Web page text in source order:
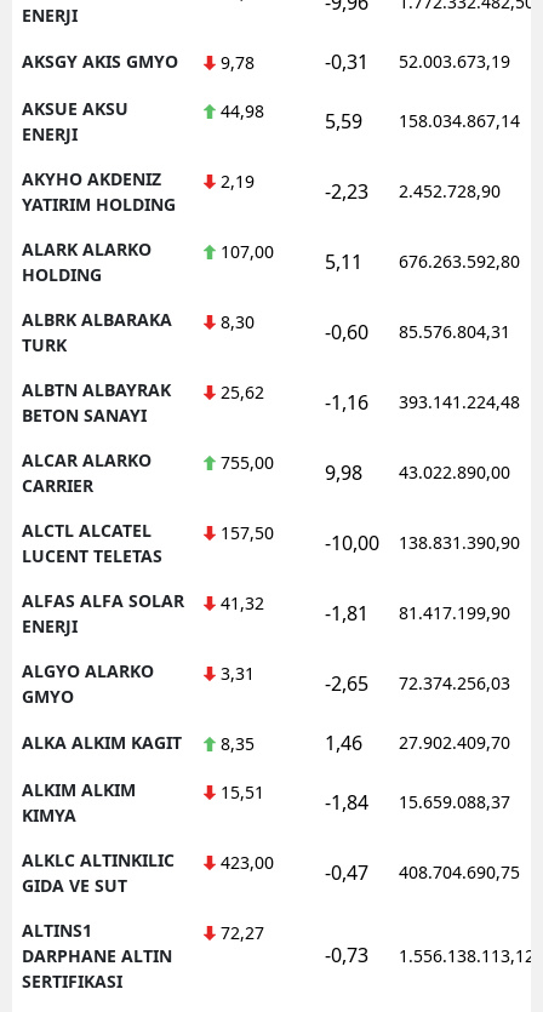
ENERJI
AKSGY AKIS GMYO 9,78 -0,31 52.003.673,19
AKSUE AKSU
ENERJI
44,98 5,59 158.034.867,14
AKYHO AKDENIZ
YATIRIM HOLDING
2,19 -2,23 2.452.728,90
ALARK ALARKO
HOLDING
107,00 5,11 676.263.592,80
ALBRK ALBARAKA
TURK
8,30 -0,60 85.576.804,31
ALBTN ALBAYRAK
BETON SANAYI
25,62 -1,16 393.141.224,48
ALCAR ALARKO
CARRIER
755,00 9,98 43.022.890,00
ALCTL ALCATEL
LUCENT TELETAS
157,50 -10,00 138.831.390,90
ALFAS ALFA SOLAR
ENERJI
41,32 -1,81 81.417.199,90
ALGYO ALARKO
GMYO
3,31 -2,65 72.374.256,03
ALKA ALKIM KAGIT 8,35 1,46 27.902.409,70
ALKIM ALKIM
KIMYA
15,51 -1,84 15.659.088,37
ALKLC ALTINKILIC
GIDA VE SUT
423,00 -0,47 408.704.690,75
ALTINS1
DARPHANE ALTIN
SERTIFIKASI
72,27
-0,73 1.556.138.113,12